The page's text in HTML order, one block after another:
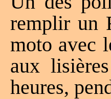
remplir un
moto avec
aux
heures,